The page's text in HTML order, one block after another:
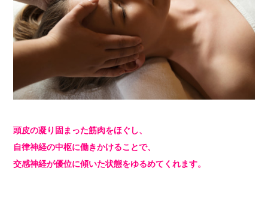
頭皮の凝り固まった筋肉をほぐし、
自律神経の中枢に働きかけることで、
交感神経が優位に傾いた状態をゆるめてくれます。